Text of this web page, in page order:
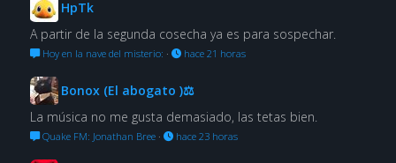
HpTk
A partir de la segunda cosecha ya es para sospechar.
Hoy en la nave del misterio: · hace 21 horas
Bonox (El abogato )⚖
La música no me gusta demasiado, las tetas bien.
Quake FM: Jonathan Bree· hace 23 horas